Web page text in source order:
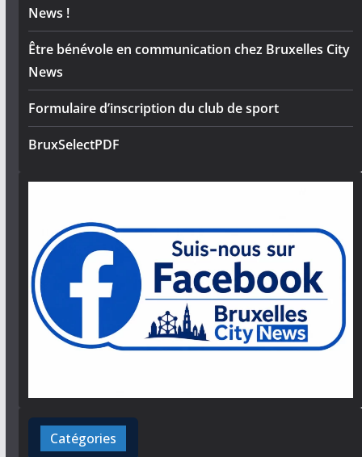
News !
Être bénévole en communication chez Bruxelles City
News
Formulaire d’inscription du club de sport
BruxSelectPDF
Catégories